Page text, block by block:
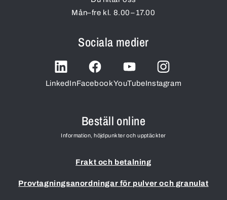
Mån–fre kl. 8.00–17.00
Sociala medier
LinkedInFacebookYouTubeInstagram
Beställ online
Information, höjdpunkter och upptäckter
Frakt och betalning
Provtagningsanordningar för pulver och granulat